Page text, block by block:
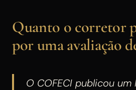
Quanto o corretor
por uma avaliação
O COFECI publicou um